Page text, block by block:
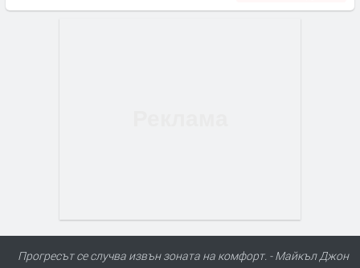
Прогресът се случва извън зоната на комфорт. - Майкъл Джон